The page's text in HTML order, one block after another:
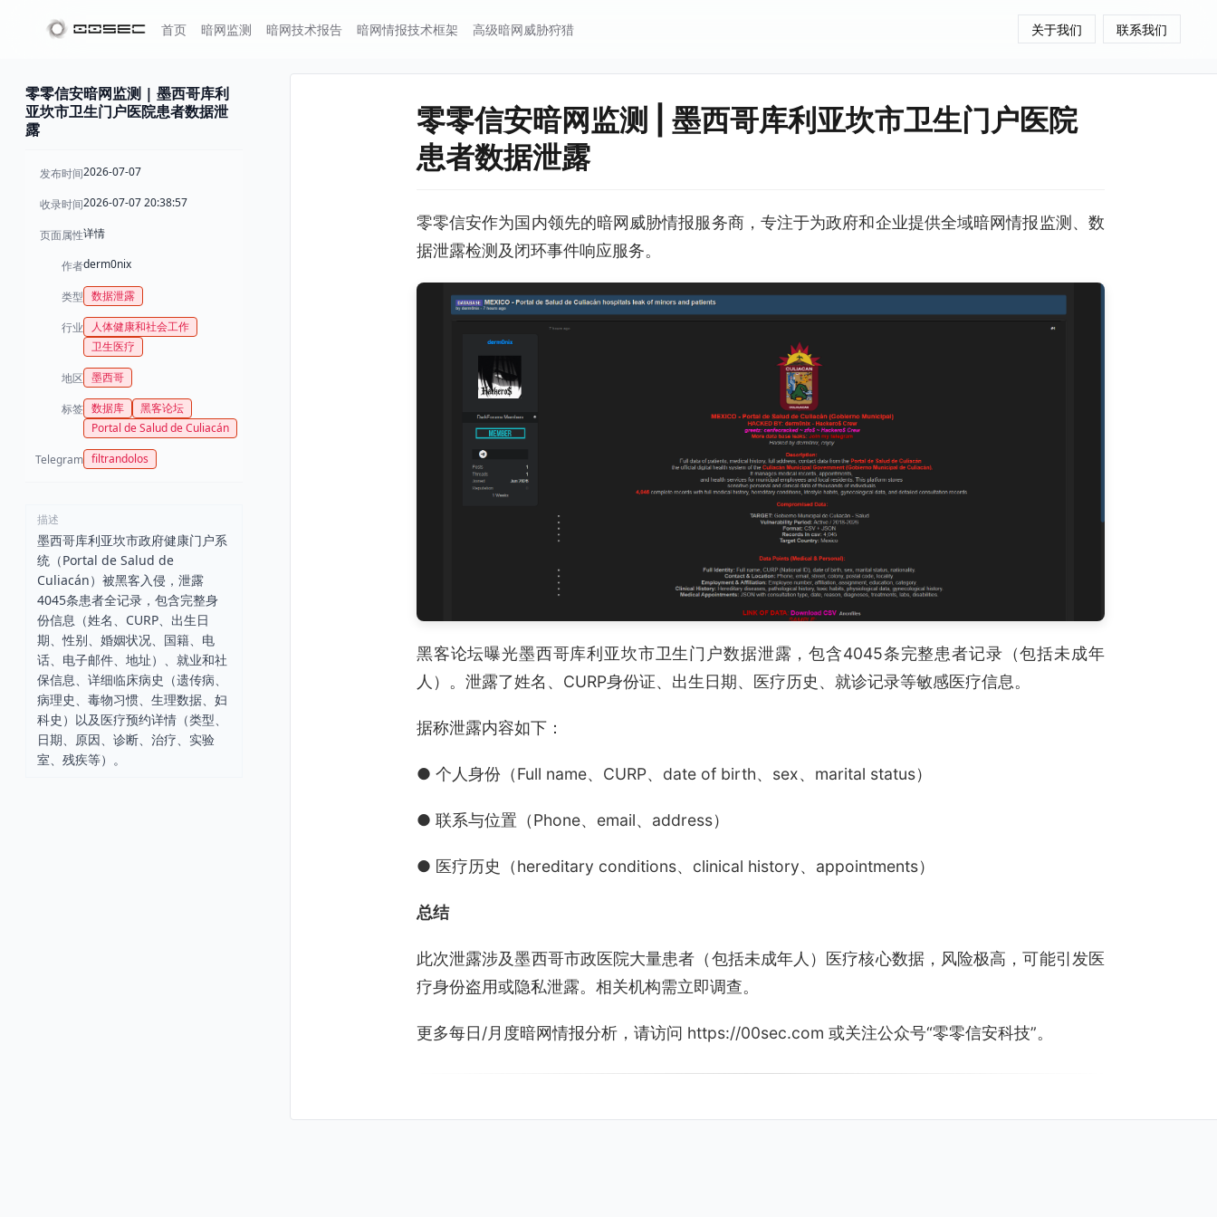
首页 暗网监测 暗网技术报告 暗网情报技术框架 高级暗网威胁狩猎 关于我们 联系我们
零零信安暗网监测 | 墨西哥库利
亚坎市卫生门户医院患者数据泄
露
发布时间2026-07-07
收录时间2026-07-07 20:38:57
页面属性详情
作者derm0nix
类型 数据泄露
行业
人体健康和社会工作
卫生医疗
地区 墨西哥
标签 数据库
黑客论坛
Portal de Salud de Culiacán
Telegram filtrandolos
描述
墨西哥库利亚坎市政府健康门户系
统（Portal de Salud de
Culiacán）被黑客入侵，泄露
4045条患者全记录，包含完整身
份信息（姓名、CURP、出生日
期、性别、婚姻状况、国籍、电
话、电子邮件、地址）、就业和社
保信息、详细临床病史（遗传病、
病理史、毒物习惯、生理数据、妇
科史）以及医疗预约详情（类型、
日期、原因、诊断、治疗、实验
室、残疾等）。
零零信安暗网监测 | 墨西哥库利亚坎市卫生门户医院
患者数据泄露
零零信安作为国内领先的暗网威胁情报服务商，专注于为政府和企业提供全域暗网情报监测、数
据泄露检测及闭环事件响应服务。
黑客论坛曝光墨西哥库利亚坎市卫生门户数据泄露，包含4045条完整患者记录（包括未成年
人）。泄露了姓名、CURP身份证、出生日期、医疗历史、就诊记录等敏感医疗信息。
据称泄露内容如下：
● 个人身份（Full name、CURP、date of birth、sex、marital status）
● 联系与位置（Phone、email、address）
● 医疗历史（hereditary conditions、clinical history、appointments）
总结
此次泄露涉及墨西哥市政医院大量患者（包括未成年人）医疗核心数据，风险极高，可能引发医
疗身份盗用或隐私泄露。相关机构需立即调查。
更多每日/月度暗网情报分析，请访问 https://00sec.com 或关注公众号“零零信安科技”。